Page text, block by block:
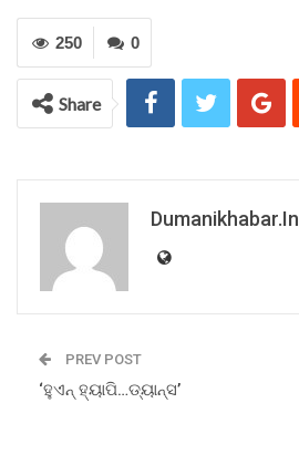
0
250
Share
Dumanikhabar.in
PREV POST
‘ହୁଏନ୍ ହ୍ୟାପି…ଡ୍ୟାନ୍ସ’